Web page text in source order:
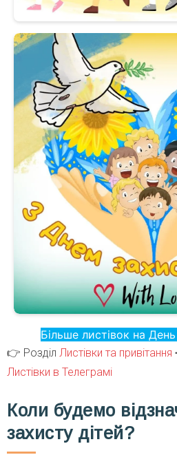
Більше листівок на
👉 Розділ Листівки та привітання
Листівки в Телеграмі
Коли будемо
захисту дітей?